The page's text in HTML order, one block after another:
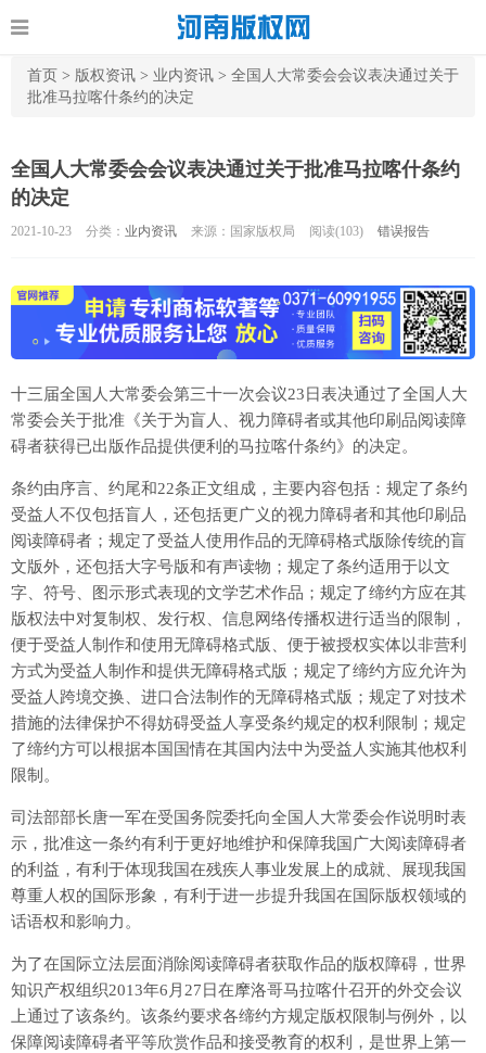
首页 > 版权资讯 > 业内资讯 > 全国人大常委会会议表决通过关于
批准马拉喀什条约的决定
全国人大常委会会议表决通过关于批准马拉喀什条约
的决定
2021-10-23 分类： 业内资讯 来源：国家版权局 阅读(103) 错误报告
十三届全国人大常委会第三十一次会议23日表决通过了全国人大
常委会关于批准《关于为盲人、视力障碍者或其他印刷品阅读障
碍者获得已出版作品提供便利的马拉喀什条约》的决定。
条约由序言、约尾和22条正文组成，主要内容包括：规定了条约
受益人不仅包括盲人，还包括更广义的视力障碍者和其他印刷品
阅读障碍者；规定了受益人使用作品的无障碍格式版除传统的盲
文版外，还包括大字号版和有声读物；规定了条约适用于以文
字、符号、图示形式表现的文学艺术作品；规定了缔约方应在其
版权法中对复制权、发行权、信息网络传播权进行适当的限制，
便于受益人制作和使用无障碍格式版、便于被授权实体以非营利
方式为受益人制作和提供无障碍格式版；规定了缔约方应允许为
受益人跨境交换、进口合法制作的无障碍格式版；规定了对技术
措施的法律保护不得妨碍受益人享受条约规定的权利限制；规定
了缔约方可以根据本国国情在其国内法中为受益人实施其他权利
限制。
司法部部长唐一军在受国务院委托向全国人大常委会作说明时表
示，批准这一条约有利于更好地维护和保障我国广大阅读障碍者
的利益，有利于体现我国在残疾人事业发展上的成就、展现我国
尊重人权的国际形象，有利于进一步提升我国在国际版权领域的
话语权和影响力。
为了在国际立法层面消除阅读障碍者获取作品的版权障碍，世界
知识产权组织2013年6月27日在摩洛哥马拉喀什召开的外交会议
上通过了该条约。该条约要求各缔约方规定版权限制与例外，以
保障阅读障碍者平等欣赏作品和接受教育的权利，是世界上第一